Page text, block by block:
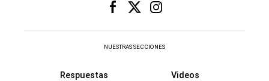
NUESTRAS SECCIONES
Respuestas Videos